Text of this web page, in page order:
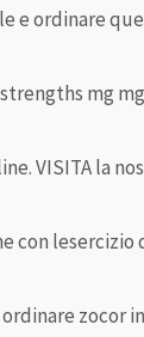
e ordinare
mg
VISITA la
con lesercizio
zocor